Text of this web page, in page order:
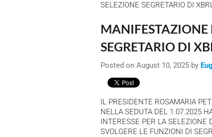
SELEZIONE SEGRETARIO DI
MANIFESTAZIONE
SEGRETARIO DI
Posted on August 10, 2025 by
IL PRESIDENTE ROSAMARIA
NELLA SEDUTA DEL 1.07.2025
INTERESSE PER LA SELEZIONE
SVOLGERE LE FUNZIONI DI